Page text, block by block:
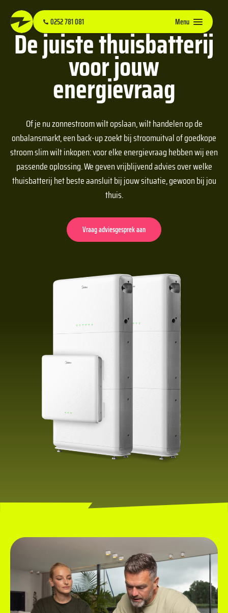
0252 781 081 Menu
De juiste thuisbatterij
voor jouw
energievraag
Of je nu zonnestroom wilt opslaan, wilt handelen op de
onbalansmarkt, een back-up zoekt bij stroomuitval of goedkope
stroom slim wilt inkopen: voor elke energievraag hebben wij een
passende oplossing. We geven vrijblijvend advies over welke
thuisbatterij het beste aansluit bij jouw situatie, gewoon bij jou
thuis.
Vraag adviesgesprek aan